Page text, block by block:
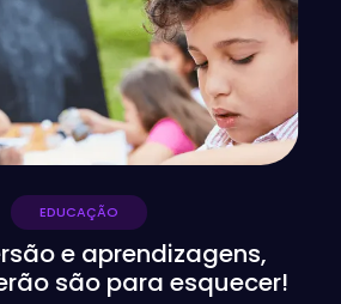
EDUCAÇÃO
e aprendizagens,
são para esquecer!